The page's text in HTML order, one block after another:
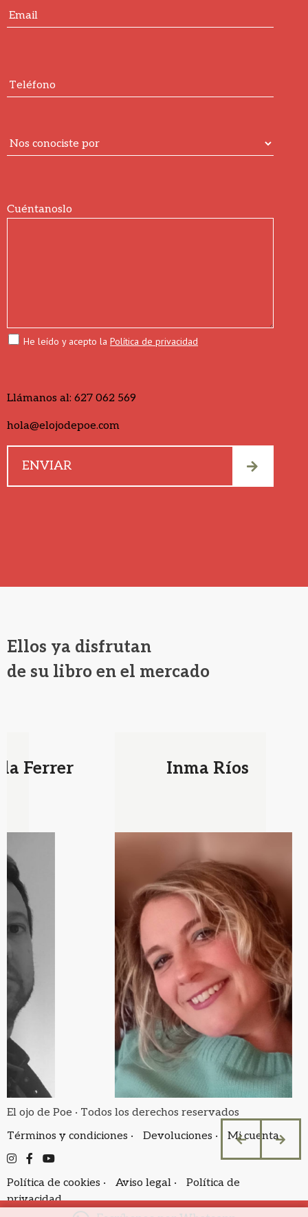
Cuéntanoslo
He leído y acepto la Política de privacidad
Llámanos al: 627 062 569
hola@elojodepoe.com
Ellos ya disfrutan
de su libro en el mercado
El ojo de Poe · Todos los derechos reservados
Términos y condiciones ·
Devoluciones · Mi cuenta
Política de cookies · Aviso legal ·
Política de
privacidad